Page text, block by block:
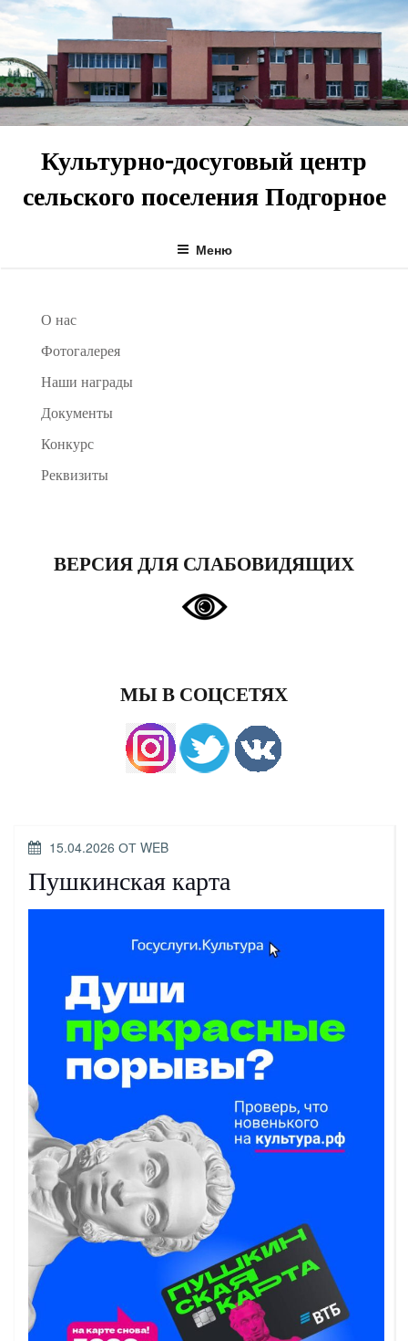
Перейти
содержимому
Культурно-досуговый центр
сельского поселения Подгорное
Меню
О нас
Фотогалерея
Наши награды
Документы
Конкурс
Реквизиты
ВЕРСИЯ ДЛЯ СЛАБОВИДЯЩИХ
МЫ В СОЦСЕТЯХ
ОПУБЛИКОВАНО
15.04.2026 ОТ WEB
Пушкинская карта